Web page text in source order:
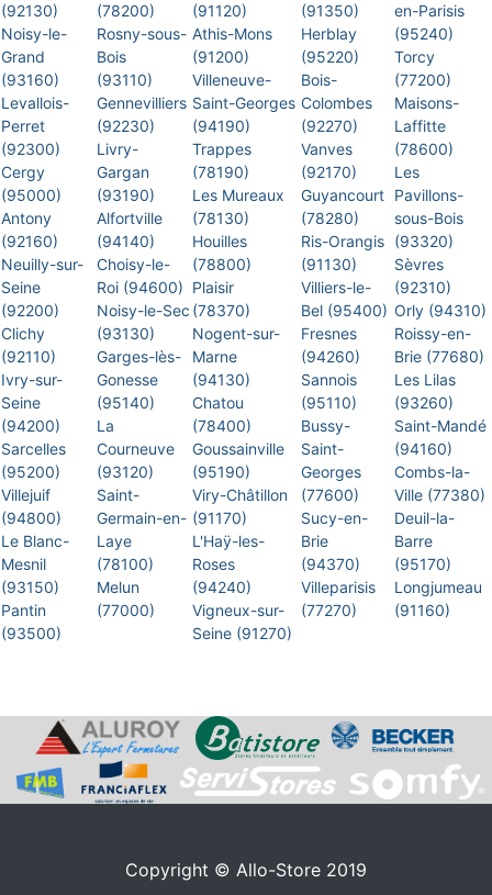
(92130)
Noisy-le-
Grand
(93160)
Levallois-
Perret
(92300)
Cergy
(95000)
Antony
(92160)
Neuilly-sur-
Seine
(92200)
Clichy
(92110)
Ivry-sur-
Seine
(94200)
Sarcelles
(95200)
Villejuif
(94800)
Le Blanc-
Mesnil
(93150)
Pantin
(93500)
(78200)
Rosny-sous-
Bois
(93110)
Gennevilliers
(92230)
Livry-
Gargan
(93190)
Alfortville
(94140)
Choisy-le-
Roi (94600)
Noisy-le-Sec
(93130)
Garges-lès-
Gonesse
(95140)
La
Courneuve
(93120)
Saint-
Germain-en-
Laye
(78100)
Melun
(77000)
(91120)
Athis-Mons
(91200)
Villeneuve-
Saint-Georges
(94190)
Trappes
(78190)
Les Mureaux
(78130)
Houilles
(78800)
Plaisir
(78370)
Nogent-sur-
Marne
(94130)
Chatou
(78400)
Goussainville
(95190)
Viry-Châtillon
(91170)
L'Haÿ-les-
Roses
(94240)
Vigneux-sur-
Seine (91270)
(91350)
Herblay
(95220)
Bois-
Colombes
(92270)
Vanves
(92170)
Guyancourt
(78280)
Ris-Orangis
(91130)
Villiers-le-
Bel (95400)
Fresnes
(94260)
Sannois
(95110)
Bussy-
Saint-
Georges
(77600)
Sucy-en-
Brie
(94370)
Villeparisis
(77270)
en-Parisis
(95240)
Torcy
(77200)
Maisons-
Laffitte
(78600)
Les
Pavillons-
sous-Bois
(93320)
Sèvres
(92310)
Orly (94310)
Roissy-en-
Brie (77680)
Les Lilas
(93260)
Saint-Mandé
(94160)
Combs-la-
Ville (77380)
Deuil-la-
Barre
(95170)
Longjumeau
(91160)
Copyright © Allo-Store 2019